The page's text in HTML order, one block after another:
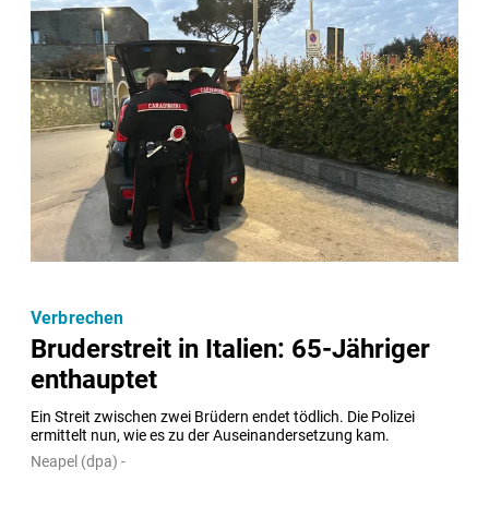
Bruderstreit in Italien: 65-Jähriger
enthauptet
Ein Streit zwischen zwei Brüdern endet tödlich. Die Polizei
ermittelt nun, wie es zu der Auseinandersetzung kam.
Verbrechen
Neapel (dpa) -